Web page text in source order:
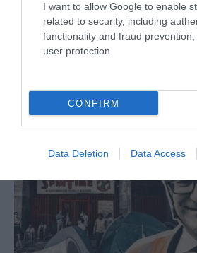
I want to allow Google to enable
related to security, including
functionality and fraud
user protection.
CONFIRM
Data Deletion Data Access
next post
Roberto Calasso, un lungo viaggio